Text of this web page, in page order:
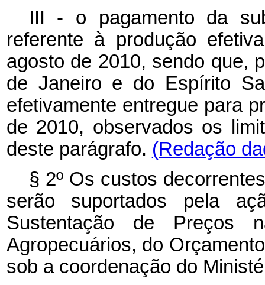
III - o pagamento da
referente à produção
agosto de 2010, sendo que,
de Janeiro e do Espírito
efetivamente entregue para
de 2010, observados os
deste parágrafo. (Redação
§ 2º Os custos
serão suportados pela
Sustentação de Preços
Agropecuários, do
sob a coordenação do